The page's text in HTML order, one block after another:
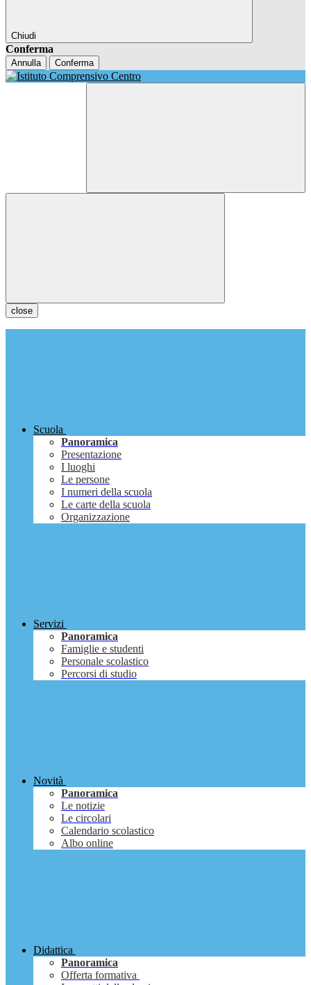
Chiudi
Conferma
Annulla Conferma
close
Scuola
Panoramica
Presentazione
I luoghi
Le persone
I numeri della scuola
Le carte della scuola
Organizzazione
Servizi
Panoramica
Famiglie e studenti
Personale scolastico
Percorsi di studio
Novità
Panoramica
Le notizie
Le circolari
Calendario scolastico
Albo online
Didattica
Panoramica
Offerta formativa